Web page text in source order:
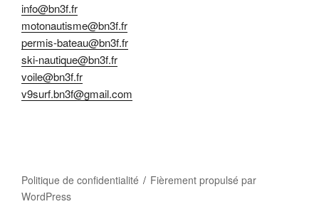
info@bn3f.fr
motonautisme@bn3f.fr
permis-bateau@bn3f.fr
ski-nautique@bn3f.fr
voile@bn3f.fr
v9surf.bn3f@gmail.com
Politique de confidentialité
Fièrement propulsé par
WordPress